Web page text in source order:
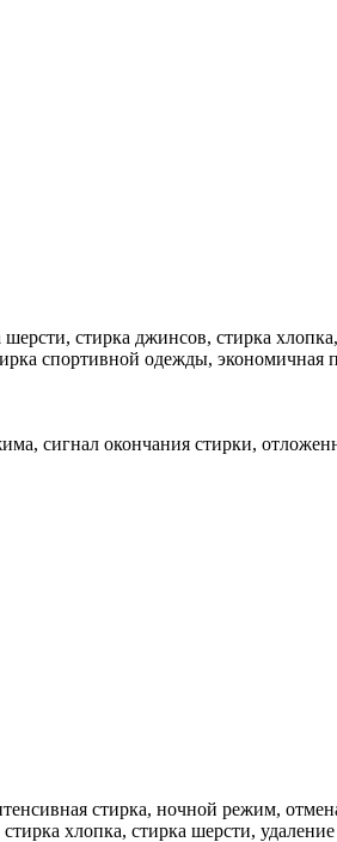
шерсти, стирка джинсов, стирка
спортивной одежды,
сигнал окончания стирки,
стирка, ночной режим,
хлопка, стирка шерсти,